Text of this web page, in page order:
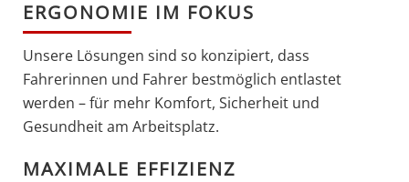
ERGONOMIE IM FOKUS
Unsere Lösungen sind so konzipiert, dass
Fahrerinnen und Fahrer bestmöglich entlastet
werden – für mehr Komfort, Sicherheit und
Gesundheit am Arbeitsplatz.
MAXIMALE EFFIZIENZ